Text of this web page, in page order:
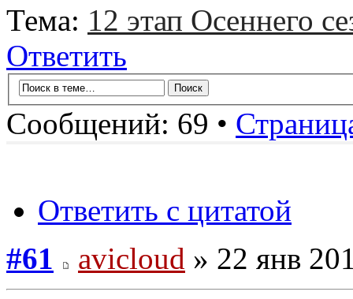
Тема: 12 этап Осеннего
Ответить
Сообщений: 69 •
Ответить с цитатой
#61
avicloud » 22 янв